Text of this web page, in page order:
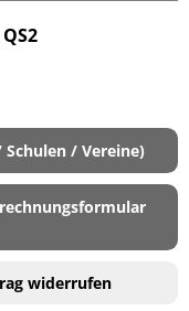
/ Vereine)
widerrufen